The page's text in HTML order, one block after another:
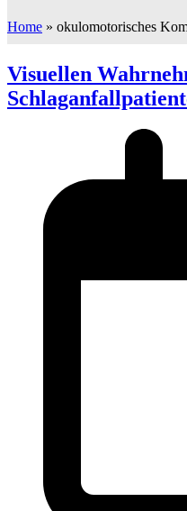
Home » okulomotorisches
Visuellen